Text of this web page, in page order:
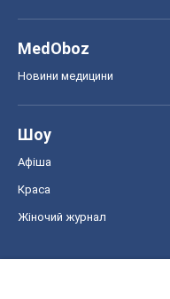
MedOboz
Новини медицини
Шоу
Афіша
Краса
Жіночий журнал